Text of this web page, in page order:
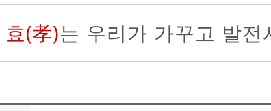
효(孝)는 우리가 가꾸고 발